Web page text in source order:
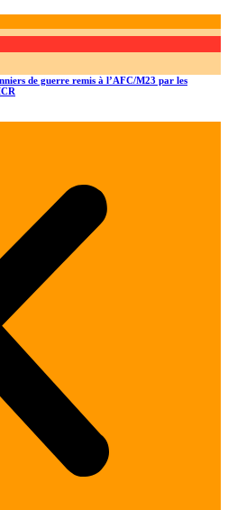
de guerre remis à l’AFC/M23 par les